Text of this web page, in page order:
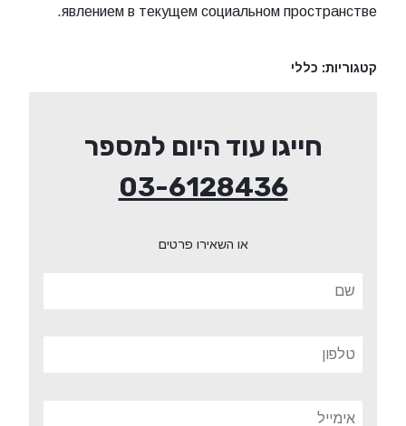
явлением в текущем социальном пространстве.
קטגוריות: כללי
חייגו עוד היום למספר
03-6128436
או השאירו פרטים